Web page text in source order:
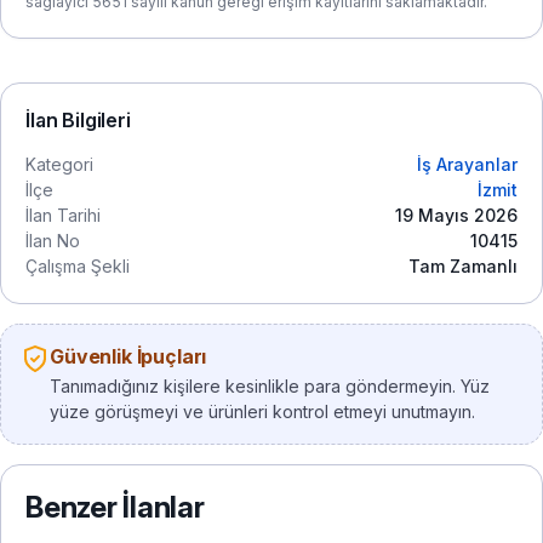
İlan Bilgileri
Kategori
İş Arayanlar
İlçe
İzmit
İlan Tarihi
19 Mayıs 2026
İlan No
10415
Çalışma Şekli
Tam Zamanlı
Güvenlik İpuçları
Tanımadığınız kişilere kesinlikle para göndermeyin. Yüz
yüze görüşmeyi ve ürünleri kontrol etmeyi unutmayın.
Benzer İlanlar